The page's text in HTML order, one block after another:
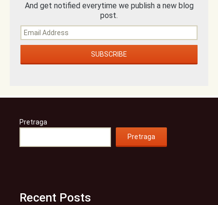
And get notified everytime we publish a new blog
post.
Pretraga
Pretraga
Recent Posts